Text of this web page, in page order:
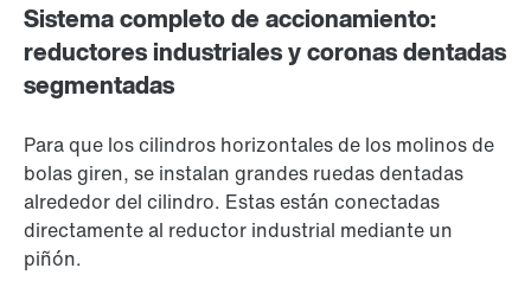
Sistema completo de accionamiento:
reductores industriales y coronas dentadas
segmentadas
Para que los cilindros horizontales de los molinos de
bolas giren, se instalan grandes ruedas dentadas
alrededor del cilindro. Estas están conectadas
directamente al reductor industrial mediante un
piñón.